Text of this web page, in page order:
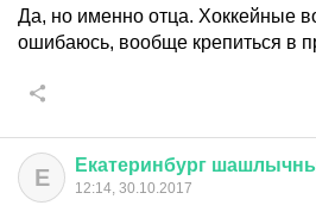
Да, но именно отца. Хоккейные
ошибаюсь, вообще крепиться в
Е Екатеринбург
12:14, 30.10.2017